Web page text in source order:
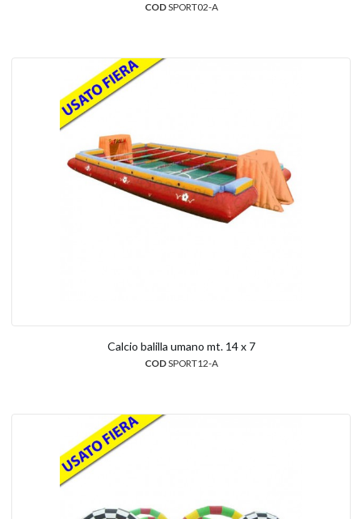
CODSPORT02-A
Calcio balilla umano mt. 14 x 7
CODSPORT12-A